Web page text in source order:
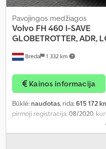
Breda 1 332 km
Pavojingos medžiagos
Volvo FH 460 I-SAVE
GLOBETROTTER, ADR,
Kainos informacija
Būklė: naudotas, rida:615 172
pirmoji registracija:08/2020,
3 800
vairuotojo kabina:miegamoji